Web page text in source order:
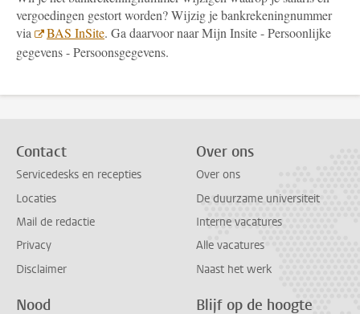
vergoedingen gestort worden? Wijzig je bankrekeningnummer
via
BAS InSite. Ga daarvoor naar Mijn Insite - Persoonlijke
gegevens - Persoonsgegevens.
Contact
Servicedesks en recepties
Locaties
Mail de redactie
Privacy
Disclaimer
Over ons
Over ons
De duurzame universiteit
Interne vacatures
Alle vacatures
Naast het werk
Nood Blijf op de hoogte